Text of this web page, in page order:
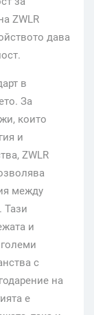
ZWLR
дава
в
За
които
и
ZWLR
между
Тази
и
с
на
е